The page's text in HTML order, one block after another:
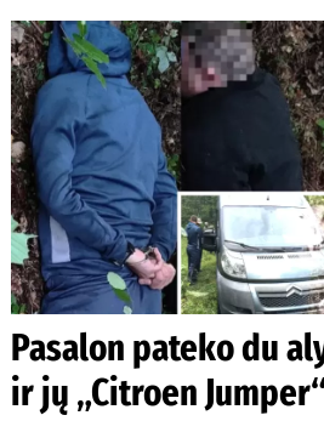
Pasalon pateko du
ir jų „Citroen